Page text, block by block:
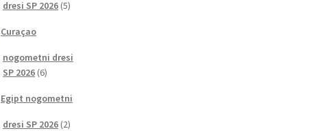
dresi SP 2026 55
Curaçao
nogometni dresi
SP 2026 66
Egipt nogometni
dresi SP 2026 22